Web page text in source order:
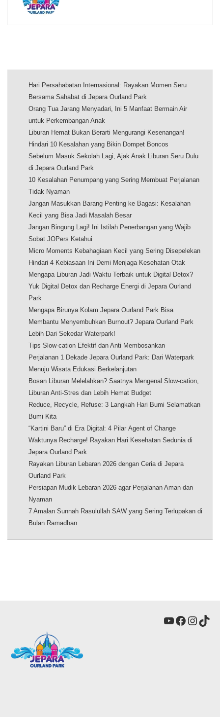
Hari Persahabatan Internasional: Rayakan Momen Seru
Bersama Sahabat di Jepara Ourland Park
Orang Tua Jarang Menyadari, Ini 5 Manfaat Bermain Air
untuk Perkembangan Anak
Liburan Hemat Bukan Berarti Mengurangi Kesenangan!
Hindari 10 Kesalahan yang Bikin Dompet Boncos
Sebelum Masuk Sekolah Lagi, Ajak Anak Liburan Seru Dulu
di Jepara Ourland Park
10 Kesalahan Penumpang yang Sering Membuat Perjalanan
Tidak Nyaman
Jangan Masukkan Barang Penting ke Bagasi: Kesalahan
Kecil yang Bisa Jadi Masalah Besar
Jangan Bingung Lagi! Ini Istilah Penerbangan yang Wajib
Sobat JOPers Ketahui
Micro Moments Kebahagiaan Kecil yang Sering Disepelekan
Hindari 4 Kebiasaan Ini Demi Menjaga Kesehatan Otak
Mengapa Liburan Jadi Waktu Terbaik untuk Digital Detox?
Yuk Digital Detox dan Recharge Energi di Jepara Ourland
Park
Mengapa Birunya Kolam Jepara Ourland Park Bisa
Membantu Menyembuhkan Burnout? Jepara Ourland Park
Lebih Dari Sekedar Waterpark!
Tips Slow-cation Efektif dan Anti Membosankan
Perjalanan 1 Dekade Jepara Ourland Park: Dari Waterpark
Menuju Wisata Edukasi Berkelanjutan
Bosan Liburan Melelahkan? Saatnya Mengenal Slow-cation,
Liburan Anti-Stres dan Lebih Hemat Budget
Reduce, Recycle, Refuse: 3 Langkah Hari Bumi Selamatkan
Bumi Kita
“Kartini Baru” di Era Digital: 4 Pilar Agent of Change
Waktunya Recharge! Rayakan Hari Kesehatan Sedunia di
Jepara Ourland Park
Rayakan Liburan Lebaran 2026 dengan Ceria di Jepara
Ourland Park
Persiapan Mudik Lebaran 2026 agar Perjalanan Aman dan
Nyaman
7 Amalan Sunnah Rasulullah SAW yang Sering Terlupakan di
Bulan Ramadhan
YouTube